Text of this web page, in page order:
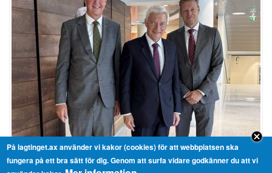
På lagtinget.ax använder vi kakor (cookies) för att webbplatsen ska
fungera på ett bra sätt för dig. Genom att surfa vidare godkänner du att vi